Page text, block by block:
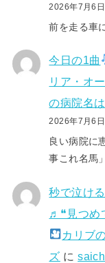
2026年7月6日
前を走る車
今日の1曲
リア・オ
の病院名
2026年7月6日
良い病院に
事これ名馬
秒で泣け
♬❝見つめ
カリブ
ズ に